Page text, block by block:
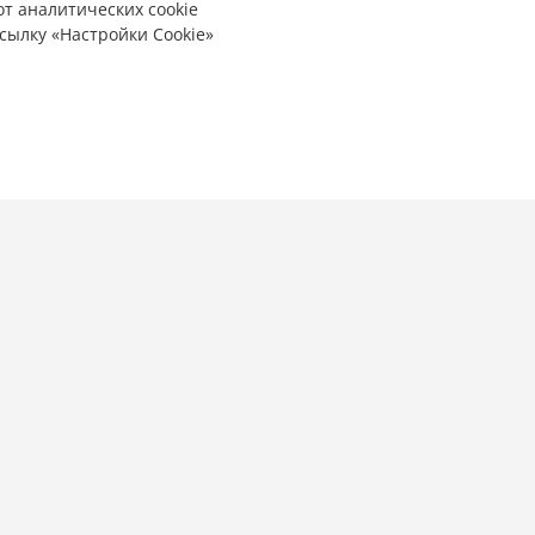
аналитических cookie
«Настройки Cookie»